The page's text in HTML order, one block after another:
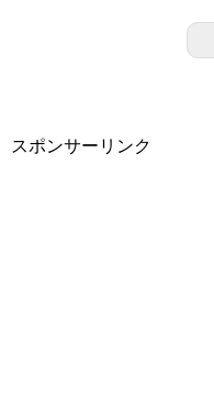
スポンサーリンク